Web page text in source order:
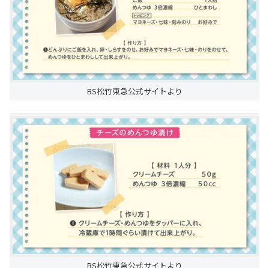
BS松竹東急公式サイトより
BS松竹東急公式サイトより